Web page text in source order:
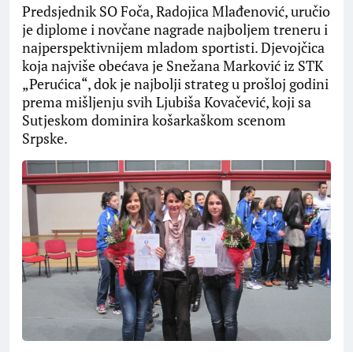
Predsjednik SO Foča, Radojica Mlađenović, uručio
je diplome i novčane nagrade najboljem treneru i
najperspektivnijem mladom sportisti. Djevojčica
koja najviše obećava je Snežana Marković iz STK
„Perućica“, dok je najbolji strateg u prošloj godini
prema mišljenju svih Ljubiša Kovačević, koji sa
Sutjeskom dominira košarkaškom scenom
Srpske.